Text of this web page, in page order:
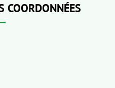
COORDONNÉES